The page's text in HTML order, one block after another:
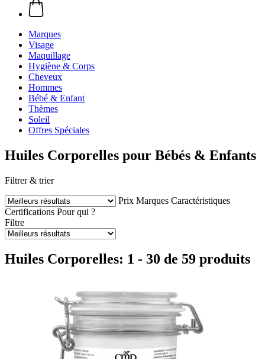
Marques
Visage
Maquillage
Hygiène & Corps
Cheveux
Hommes
Bébé & Enfant
Thèmes
Soleil
Offres Spéciales
Huiles Corporelles pour Bébés & Enfants
Filtrer & trier
Prix Marques Caractéristiques
Certifications Pour qui ?
Filtre
Huiles Corporelles: 1 - 30 de 59 produits